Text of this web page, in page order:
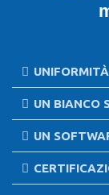
UN BIANCO
UN